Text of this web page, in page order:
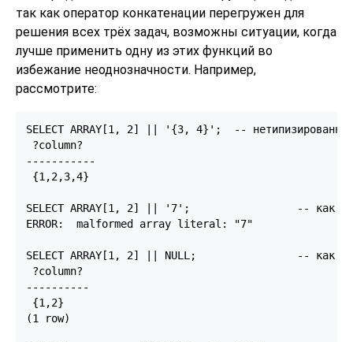
так как оператор конкатенации перегружен для
решения всех трёх задач, возможны ситуации, когда
лучше применить одну из этих функций во
избежание неоднозначности. Например,
рассмотрите:
SELECT ARRAY[1, 2] || '{3, 4}';  -- нетипизированная
?column?
-----------
{1,2,3,4}
SELECT ARRAY[1, 2] || '7';                 -- как и
ERROR:  malformed array literal: "7"
SELECT ARRAY[1, 2] || NULL;                -- как и
?column?
----------
{1,2}
(1 row)